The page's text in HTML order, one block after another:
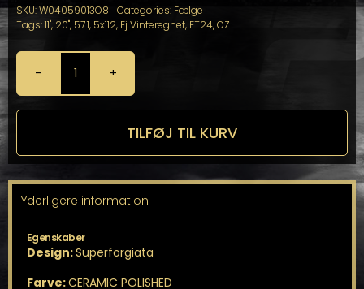
SKU:W04059013O8 Categories: Fælge
Tags:11", 20", 57.1, 5x112, Ej Vinteregnet, ET24,OZ
OZ
Superforgiata
11X20
TILFØJ TIL KURV
Yderligere information
Egenskaber
Design:Superforgiata
Farve:CERAMIC POLISHED